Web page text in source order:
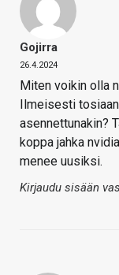
Gojirra
26.4.2024
Miten voikin olla
Ilmeisesti
asennettunakin?
koppa jahka
menee uusiksi.
Kirjaudu sisään